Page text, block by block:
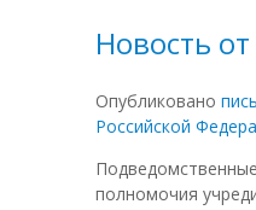
Новость
Опубликовано
Российской
полномочия